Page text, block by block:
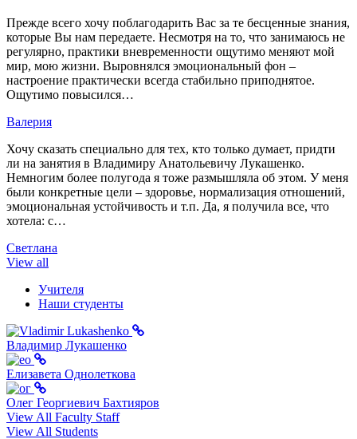
Прежде всего хочу поблагодарить Вас за те бесценные знания,
которые Вы нам передаете. Несмотря на то, что занимаюсь не
регулярно, практики вневременности ощутимо меняют мой
мир, мою жизни. Выровнялся эмоциональный фон –
настроение практически всегда стабильно приподнятое.
Ощутимо повысился…
Валерия
Хочу сказать специально для тех, кто только думает, придти
ли на занятия в Владимиру Анатольевичу Лукашенко.
Немногим более полугода я тоже размышляла об этом. У меня
были конкретные цели – здоровье, нормализация отношений,
эмоциональная устойчивость и т.п. Да, я получила все, что
хотела: с…
Светлана
View all
Учителя
Наши студенты
Владимир Лукашенко
Елизавета Однолеткова
Олег Георгиевич Бахтияров
View All Faculty Staff
View All Students